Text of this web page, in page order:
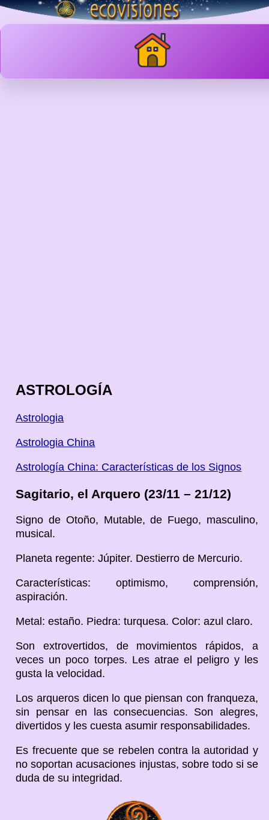
ASTROLOGÍA
Astrologia
Astrologia China
Astrología China: Características de los Signos
Sagitario, el Arquero (23/11 – 21/12)
Signo de Otoño, Mutable, de Fuego, masculino,
musical.
Planeta regente: Júpiter. Destierro de Mercurio.
Características: optimismo, comprensión,
aspiración.
Metal: estaño. Piedra: turquesa. Color: azul claro.
Son extrovertidos, de movimientos rápidos, a
veces un poco torpes. Les atrae el peligro y les
gusta la velocidad.
Los arqueros dicen lo que piensan con franqueza,
sin pensar en las consecuencias. Son alegres,
divertidos y les cuesta asumir responsabilidades.
Es frecuente que se rebelen contra la autoridad y
no soportan acusaciones injustas, sobre todo si se
duda de su integridad.